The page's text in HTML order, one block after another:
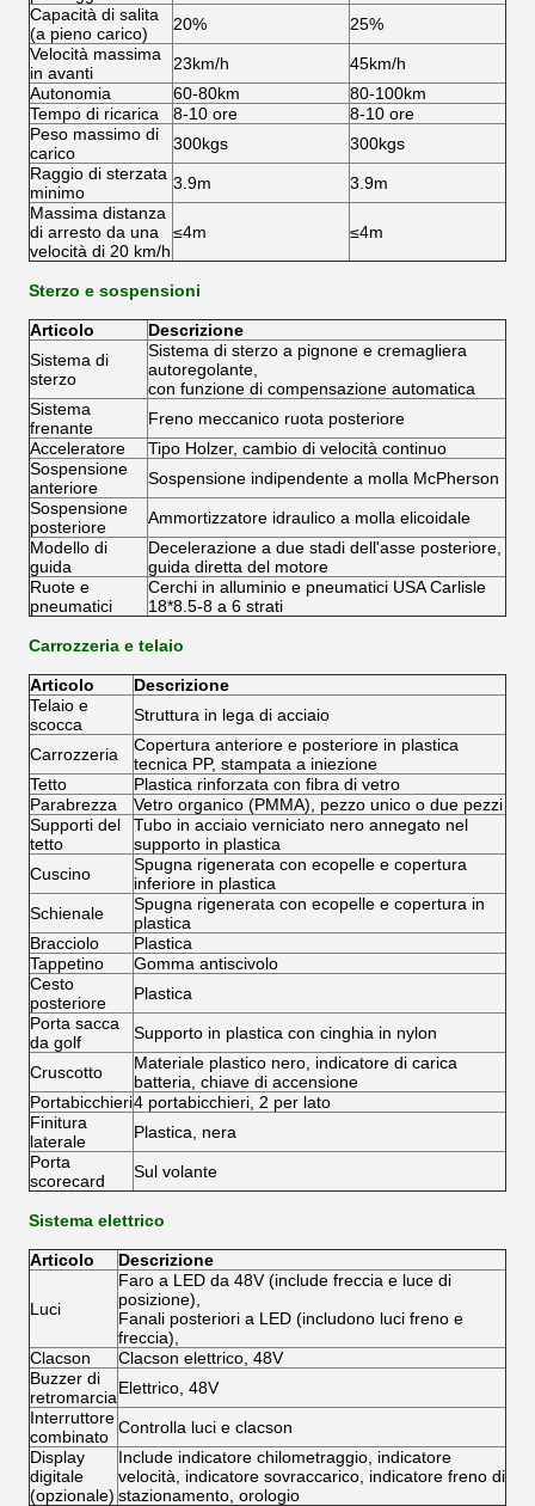
Capacità di salita
(a pieno carico)
20%
25%
Velocità massima
in avanti
23km/h
45km/h
Autonomia
60-80km
80-100km
Tempo di ricarica
8-10 ore
8-10 ore
Peso massimo di
carico
300kgs
300kgs
Raggio di sterzata
minimo
3.9m
3.9m
Massima distanza
di arresto da una
velocità di 20 km/h
≤4m ≤4m
Sterzo e sospensioni
Articolo
Descrizione
Sistema di
sterzo
Sistema di sterzo a pignone e cremagliera
autoregolante,
con funzione di compensazione automatica
Sistema
frenante
Freno meccanico ruota posteriore
Acceleratore
Tipo Holzer, cambio di velocità continuo
Sospensione
anteriore
Sospensione indipendente a molla McPherson
Sospensione
posteriore
Ammortizzatore idraulico a molla elicoidale
Modello di
guida
Decelerazione a due stadi dell'asse posteriore,
guida diretta del motore
Ruote e
pneumatici
Cerchi in alluminio e pneumatici USA Carlisle
18*8.5-8 a 6 strati
Carrozzeria e telaio
Articolo
Descrizione
Telaio e
scocca
Struttura in lega di acciaio
Carrozzeria
Copertura anteriore e posteriore in plastica
tecnica PP, stampata a iniezione
Tetto
Plastica rinforzata con fibra di vetro
Parabrezza
Vetro organico (PMMA), pezzo unico o due pezzi
Supporti del
tetto
Tubo in acciaio verniciato nero annegato nel
supporto in plastica
Cuscino
Spugna rigenerata con ecopelle e copertura
inferiore in plastica
Schienale
Spugna rigenerata con ecopelle e copertura in
plastica
Bracciolo
Plastica
Tappetino
Gomma antiscivolo
Cesto
posteriore
Plastica
Porta sacca
da golf
Supporto in plastica con cinghia in nylon
Cruscotto
Materiale plastico nero, indicatore di carica
batteria, chiave di accensione
Portabicchieri4 portabicchieri, 2 per lato
Finitura
laterale
Plastica, nera
Porta
scorecard
Sul volante
Sistema elettrico
Articolo Descrizione
Luci
Faro a LED da 48V (include freccia e luce di
posizione),
Fanali posteriori a LED (includono luci freno e
freccia),
Clacson
Clacson elettrico, 48V
Buzzer di
retromarciaElettrico, 48V
Interruttore
combinato Controlla luci e clacson
Display
digitale
(opzionale)
Include indicatore chilometraggio, indicatore
velocità, indicatore sovraccarico, indicatore freno di
stazionamento, orologio